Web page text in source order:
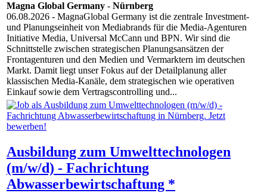
Magna Global Germany - Nürnberg
06.08.2026 - MagnaGlobal Germany ist die zentrale Investment-
und Planungseinheit von Mediabrands für die Media-Agenturen
Initiative Media, Universal McCann und BPN. Wir sind die
Schnittstelle zwischen strategischen Planungsansätzen der
Frontagenturen und den Medien und Vermarktern im deutschen
Markt. Damit liegt unser Fokus auf der Detailplanung aller
klassischen Media-Kanäle, dem strategischen wie operativen
Einkauf sowie dem Vertragscontrolling und...
Ausbildung zum Umwelttechnologen
(m/w/d) - Fachrichtung
Abwasserbewirtschaftung *